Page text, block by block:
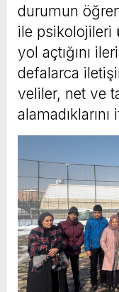
durumun
ile psikolojileri
yol açtığını
defalarca
veliler, net ve